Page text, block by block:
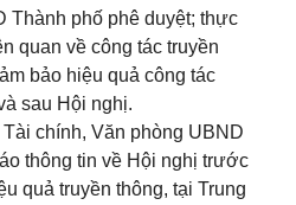
Thành phố phê duyệt; thực
quan về công tác truyền
bảo hiệu quả công tác
sau Hội nghị.
chính, Văn phòng UBND
thông tin về Hội nghị trước
quả truyền thông, tại Trung